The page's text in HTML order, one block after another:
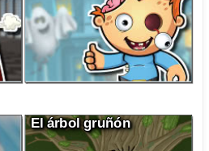
El árbol gruñón